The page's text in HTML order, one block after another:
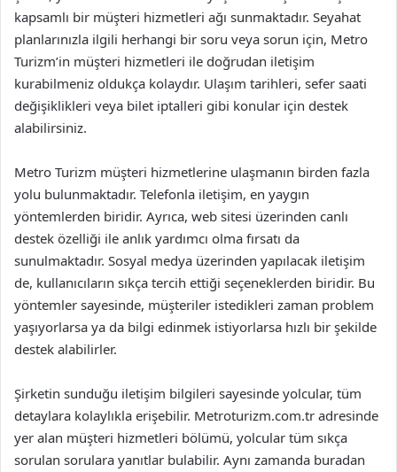
kapsamlı bir müşteri hizmetleri ağı sunmaktadır. Seyahat
planlarınızla ilgili herhangi bir soru veya sorun için, Metro
Turizm’in müşteri hizmetleri ile doğrudan iletişim
kurabilmeniz oldukça kolaydır. Ulaşım tarihleri, sefer saati
değişiklikleri veya bilet iptalleri gibi konular için destek
alabilirsiniz.
Metro Turizm müşteri hizmetlerine ulaşmanın birden fazla
yolu bulunmaktadır. Telefonla iletişim, en yaygın
yöntemlerden biridir. Ayrıca, web sitesi üzerinden canlı
destek özelliği ile anlık yardımcı olma fırsatı da
sunulmaktadır. Sosyal medya üzerinden yapılacak iletişim
de, kullanıcıların sıkça tercih ettiği seçeneklerden biridir. Bu
yöntemler sayesinde, müşteriler istedikleri zaman problem
yaşıyorlarsa ya da bilgi edinmek istiyorlarsa hızlı bir şekilde
destek alabilirler.
Şirketin sunduğu iletişim bilgileri sayesinde yolcular, tüm
detaylara kolaylıkla erişebilir. Metroturizm.com.tr adresinde
yer alan müşteri hizmetleri bölümü, yolcular tüm sıkça
sorulan sorulara yanıtlar bulabilir. Aynı zamanda buradan